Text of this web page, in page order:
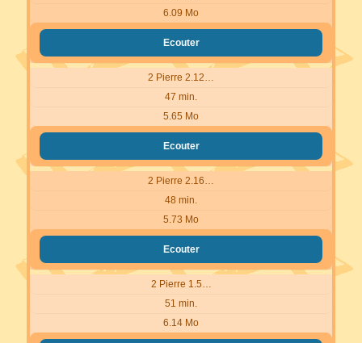
6.09 Mo
Ecouter
2 Pierre 2.12…
47 min.
5.65 Mo
Ecouter
2 Pierre 2.16…
48 min.
5.73 Mo
Ecouter
2 Pierre 1.5…
51 min.
6.14 Mo